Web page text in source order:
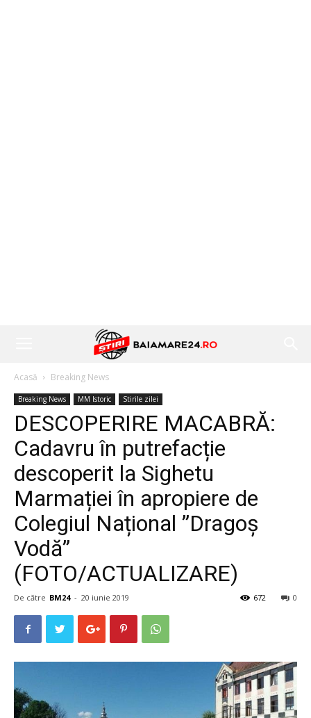
Acasă Breaking News
Breaking News MM Istoric Stirile zilei
DESCOPERIRE MACABRĂ:
Cadavru în putrefacție
descoperit la Sighetu
Marmației în apropiere de
Colegiul Național ”Dragoș
Vodă”
(FOTO/ACTUALIZARE)
De către BM24 - 20 iunie 2019 0
672